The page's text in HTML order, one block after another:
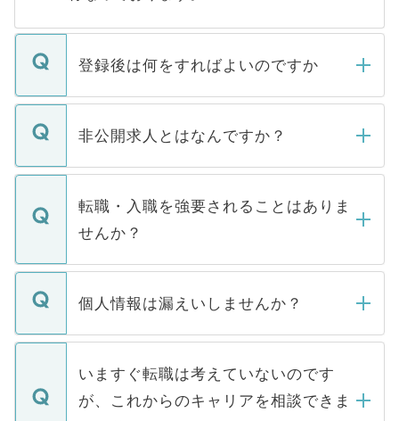
登録後は何をすればよいのですか
ご登録いただきましたら、弊社担当者がご
登録内容を確認し、その後メールもしくは
ます。通常、5営業日以内にはご連絡をせて
いただきますので、しばらくお待ちくださ
非公開求人とはなんですか？
マイナビDOCTORで取り扱っている求人の
うち約3割は、Webサイトからご覧いただ
けない「非公開求人」です。非公開求人は
下記の理由によって、一般には公開してい
ません。
■応募殺到を避けるため 人気のある医療機
関を公にしてしまうと、応募が殺到する場
に、医療機関が求める条件に合った人材の
みを人材紹介会社に依頼するケースが増え
転職・入職を強要されることはありま
せんか？
転職・入職を強要することは一切ありませ
ん。また、仮に応募先から内定をいただい
定を承諾する必要はありません。内定先へ
の辞退の連絡はキャリアパートナーが行い
個人情報は漏えいしませんか？
個人情報が漏えいすることはありませんの
で、ご安心ください。当サイトからの登録
などで収集したご登録者様の個人情報は、
ご本人のキャリアアップおよび転職活動の
いますぐ転職は考えていないのです
が、これからのキャリアを相談できま